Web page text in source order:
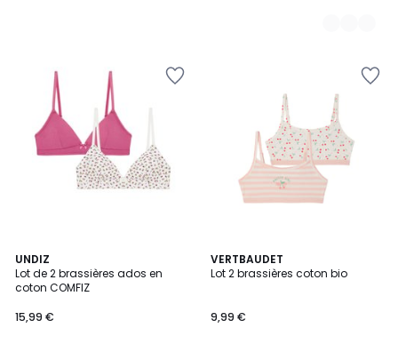
UNDIZ
Lot de 2 brassières ados en
coton COMFIZ
15,99 €
VERTBAUDET
Lot 2 brassières coton bio
9,99 €